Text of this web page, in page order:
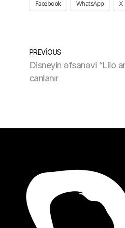
Facebook WhatsApp X
PREVIOUS
Disneyin əfsanəvi “Lilo
canlanır